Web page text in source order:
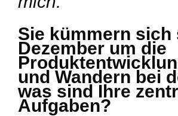
Sie kümmern sich
Dezember um die
und Wandern bei
was sind Ihre
Aufgaben?